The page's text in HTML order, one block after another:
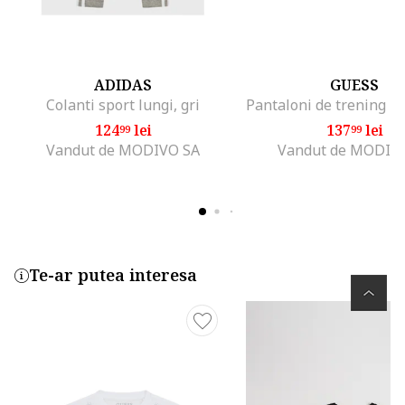
ADIDAS
Colanti sport lungi, gri
12499lei
Vandut de MODIVO SA
GUESS
13799lei
Vandut de
Te-ar putea interesa